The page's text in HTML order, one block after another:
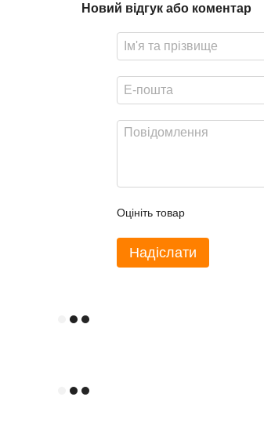
Новий відгук або коментар
Оцініть товар
Надіслати